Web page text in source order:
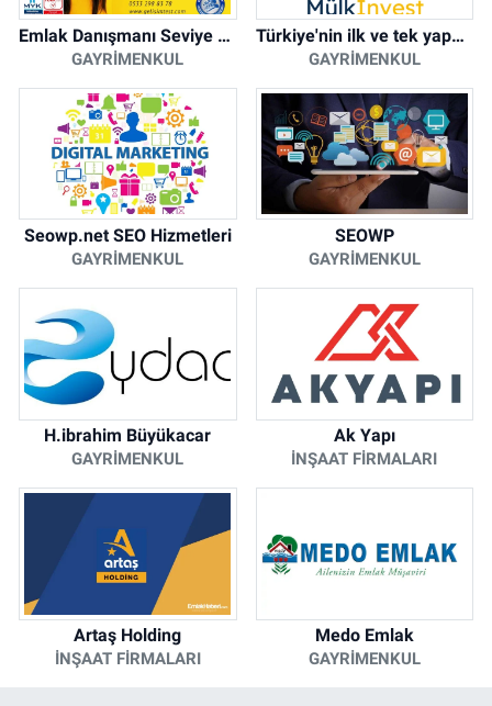
Emlak Danışmanı Seviye 5 Mesleki Yeterlilik Belgesi
GAYRIMENKUL
Türkiye'nin ilk ve tek yapay zeka destekli arsa ilan platformu
GAYRIMENKUL
Seowp.net SEO Hizmetleri
GAYRIMENKUL
SEOWP
GAYRIMENKUL
H.ibrahim Büyükacar
GAYRIMENKUL
Ak Yapı
İNŞAAT FIRMALARI
Artaş Holding
İNŞAAT FIRMALARI
Medo Emlak
GAYRIMENKUL